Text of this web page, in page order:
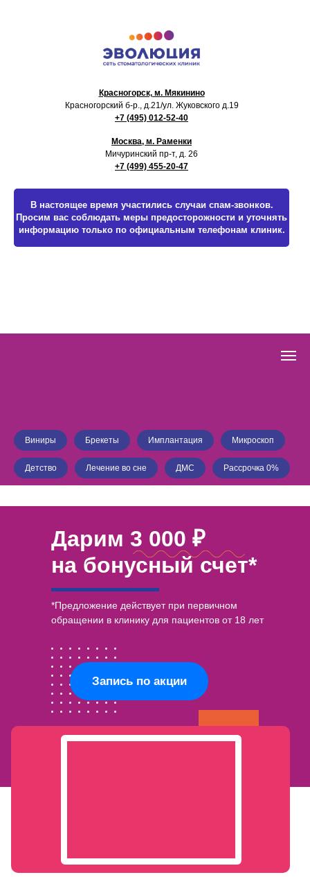
Красногорск, м. Мякинино
Красногорский б-р., д.21/ул. Жуковского д.19
+7 (495) 012-52-40
Москва, м. Раменки
Мичуринский пр-т, д. 26
+7 (499) 455-20-47
В настоящее время участились случаи спам-звонков.
Просим вас соблюдать меры предосторожности и уточнять
информацию только по официальным телефонам клиник.
Виниры Брекеты Имплантация Микроскоп
Детство Лечение во сне ДМС Рассрочка 0%
Действует до 31.03.2025 21:00:00
Запись по акции
Дарим 3 000 ₽
на бонусный счет*
*Предложение действует при первичном
обращении в клинику для пациентов от 18 лет